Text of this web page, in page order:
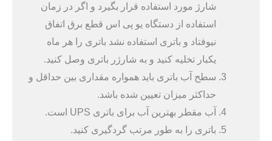
شارژ مورد استفاده قرار بگیرد و اگر در زمان
استفاده از دستگاه یو پی اس قطع برق اتفاق
نیوفتاد و باتری استفاده نشد باتری را هر ماه
یکبار تخلیه کنید و به شارژر باتری وصل کنید.
سطح آب باتری باید همواره مقداری بین حداقل و
حداکثر میزان تعیین شده باشد.
آب مقطر بهترین آب برای باتری UPS است.
باتری را به طور مرتب گردگیری کنید.